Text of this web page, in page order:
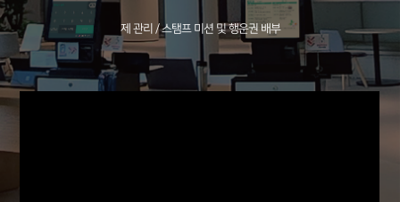
제 관리 / 스탬프 미션 및 행운권 배부